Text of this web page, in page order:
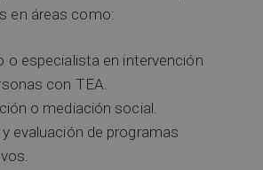
en áreas como:
o especialista en intervención
con TEA.
o mediación social.
evaluación de programas